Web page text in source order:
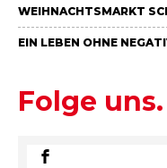
WEIHNACHTSMARKT
EIN LEBEN OHNE
Folge uns.